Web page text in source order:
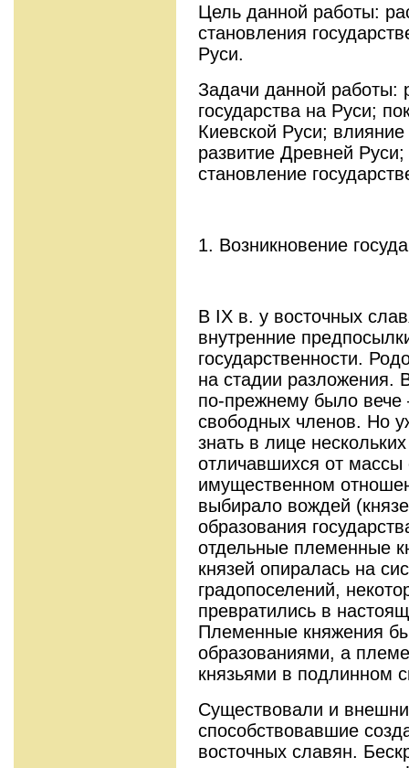
Цель данной работы:
становления
Руси.
Задачи данной работы:
государства на Руси;
Киевской Руси;
развитие Древней
становление
1. Возникновение
В IX в. у восточных
внутренние
государственности.
на стадии разложения.
по-прежнему было вече
свободных членов. Но
знать в лице
отличавшихся от
имущественном
выбирало вождей
образования
отдельные племенные
князей опиралась на
градопоселений,
превратились в
Племенные княжения
образованиями, а
князьями в подлинном
Существовали и
способствовавшие
восточных славян.